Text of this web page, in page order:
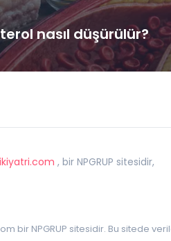
nasıl düşürülür?
, bir NPGRUP sitesidir,
bir NPGRUP sitesidir. Bu sitede